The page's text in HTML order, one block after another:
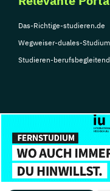
Das-Richtige-studieren.de
Wegweiser-duales-
Studieren-
© Copyright 2026, TarGroup
Impressum